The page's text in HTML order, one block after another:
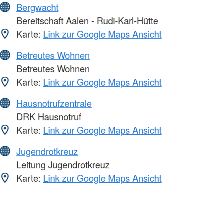
Bergwacht
Bereitschaft Aalen - Rudi-Karl-Hütte
Karte: Link zur Google Maps Ansicht
Betreutes Wohnen
Betreutes Wohnen
Karte: Link zur Google Maps Ansicht
Hausnotrufzentrale
DRK Hausnotruf
Karte: Link zur Google Maps Ansicht
Jugendrotkreuz
Leitung Jugendrotkreuz
Karte: Link zur Google Maps Ansicht